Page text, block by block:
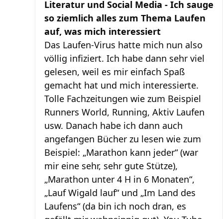
Literatur und Social Media - Ich sauge
so ziemlich alles zum Thema Laufen
auf, was mich interessiert
Das Laufen-Virus hatte mich nun also
völlig infiziert. Ich habe dann sehr viel
gelesen, weil es mir einfach Spaß
gemacht hat und mich interessierte.
Tolle Fachzeitungen wie zum Beispiel
Runners World, Running, Aktiv Laufen
usw. Danach habe ich dann auch
angefangen Bücher zu lesen wie zum
Beispiel: „Marathon kann jeder“ (war
mir eine sehr, sehr gute Stütze),
„Marathon unter 4 H in 6 Monaten“,
„Lauf Wigald lauf“ und „Im Land des
Laufens“ (da bin ich noch dran, es